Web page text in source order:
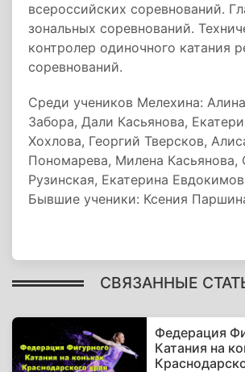
всероссийских соревнований.
зональных соревнований.
контролер одиночного катания
соревнований.
Среди учеников Мелехина: Алина
Забора, Дали Касьянова,
Хохлова, Георгий Тверсков,
Пономарева, Милена Касьянова,
Рузинская, Екатерина
Бывшие ученики: Ксения
СВЯЗАННЫЕ
Федерация
Катания на